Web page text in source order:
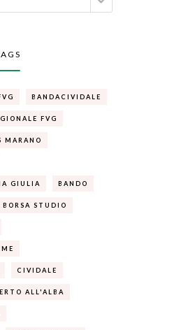
BANDACIVIDALE
FVG
MARANO
GIULIA BANDO
BORSA STUDIO
CIVIDALE
ALL'ALBA